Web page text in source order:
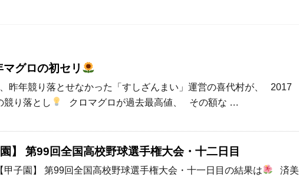
グロの初セリ
昨年競り落とせなかった「すしざんまい」運営の喜代村が、 2017
競り落とし
クロマグロが過去最高値、 その額な …
園】 第99回全国高校野球選手権大会・十二日目
甲子園】 第99回全国高校野球選手権大会・十一日目の結果は
済美